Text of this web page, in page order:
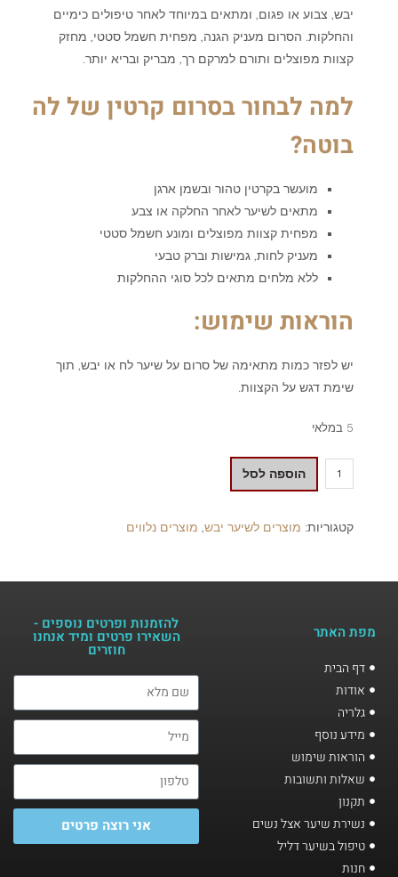
יבש, צבוע או פגום, ומתאים במיוחד לאחר טיפולים כימיים
והחלקות. הסרום מעניק הגנה, מפחית חשמל סטטי, מחזק
קצוות מפוצלים ותורם למרקם רך, מבריק ובריא יותר.
למה לבחור בסרום קרטין של לה
בוטה?
מועשר בקרטין טהור ובשמן ארגן
מתאים לשיער לאחר החלקה או צבע
מפחית קצוות מפוצלים ומונע חשמל סטטי
מעניק לחות, גמישות וברק טבעי
ללא מלחים מתאים לכל סוגי ההחלקות
הוראות שימוש:
יש לפזר כמות מתאימה של סרום על שיער לח או יבש, תוך
שימת דגש על הקצוות.
5 במלאי
הוספה לסל
קטגוריות: מוצרים לשיער יבש מוצרים נלווים
מפת האתר
דף הבית
אודות
גלריה
מידע נוסף
הוראות שימוש
שאלות ותשובות
תקנון
נשירת שיער אצל נשים
טיפול בשיער דליל
חנות
להזמנות ופרטים נוספים -
השאירו פרטים ומיד אנחנו
חוזרים​
אני רוצה פרטים